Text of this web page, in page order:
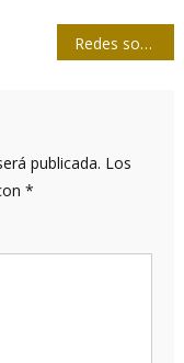
Redes sociales, la conexión entre algoritmo, imperio y Estado
publicada. Los
*